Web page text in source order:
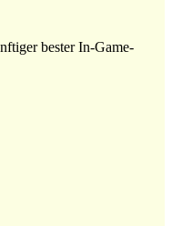
bester In-Game-